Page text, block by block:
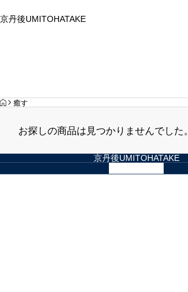
京丹後UMITOHATAKE
京丹後UMITOHATAKE
HOME
癒す
お探しの商品は見つかりませんでした。
京丹後UMITOHATAKE